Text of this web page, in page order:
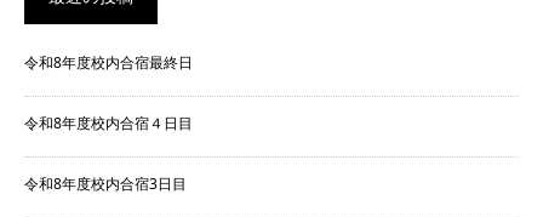
令和8年度校内合宿最終日
令和8年度校内合宿４日目
令和8年度校内合宿3日目